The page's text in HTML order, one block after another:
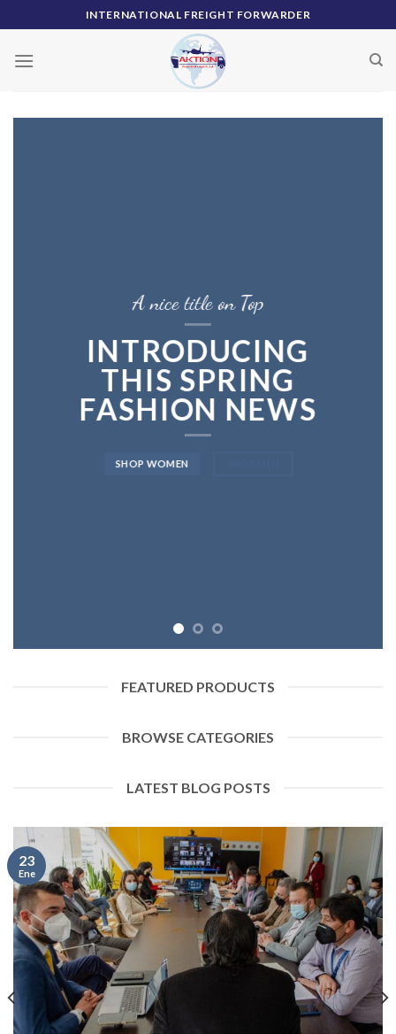
to
content
INTERNATIONAL FREIGHT FORWARDER
A nice title on Top
INTRODUCING
THIS SPRING
FASHION NEWS
SHOP WOMEN
FEATURED PRODUCTS
BROWSE CATEGORIES
LATEST BLOG POSTS
23
Ene